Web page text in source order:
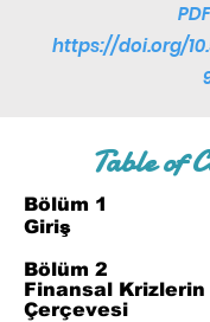
https://doi.org/
Table of
Bölüm 1
Giriş
Bölüm 2
Finansal
Çerçevesi